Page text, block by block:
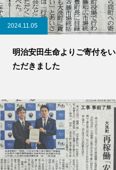
2024.11.05
明治安田生命よりご寄付をい
ただきました